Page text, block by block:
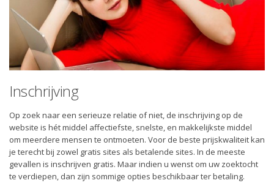
Inschrijving
Op zoek naar een serieuze relatie of niet, de inschrijving op de
website is hét middel affectiefste, snelste, en makkelijkste middel
om meerdere mensen te ontmoeten. Voor de beste prijskwaliteit kan
je terecht bij zowel gratis sites als betalende sites. In de meeste
gevallen is inschrijven gratis. Maar indien u wenst om uw zoektocht
te verdiepen, dan zijn sommige opties beschikbaar ter betaling.